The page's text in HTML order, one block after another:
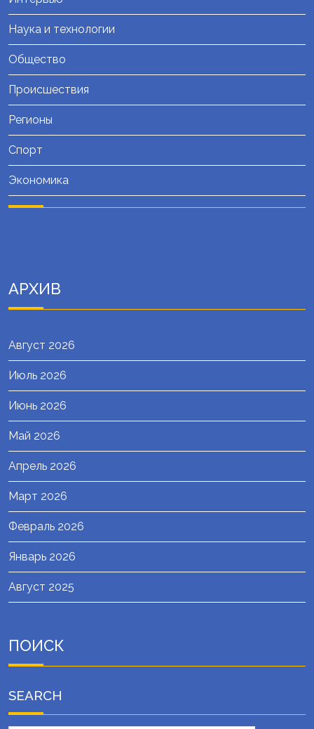
Наука и технологии
Общество
Происшествия
Регионы
Спорт
Экономика
АРХИВ
Август 2026
Июль 2026
Июнь 2026
Май 2026
Апрель 2026
Март 2026
Февраль 2026
Январь 2026
Август 2025
ПОИСК
SEARCH